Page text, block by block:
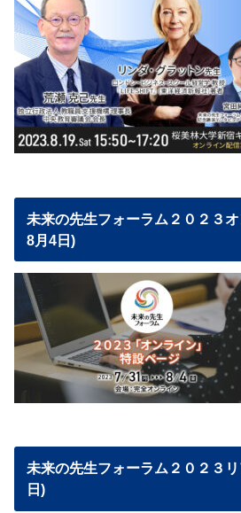
未来の先生フォーラム２０２３
8月4日)
未来の先生フォーラム２０２３
日)